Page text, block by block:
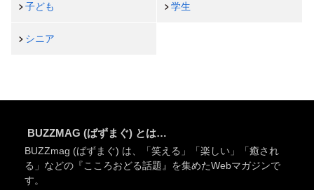
子ども 学生
シニア
BUZZMAG (ばずまぐ) とは…
BUZZmag (ばずまぐ) は、「笑える」「楽しい」「癒され
る」などの『こころおどる話題』を集めたWebマガジンで
す。